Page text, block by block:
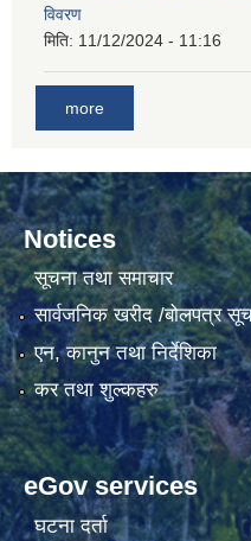
विवरण
मिति: 11/12/2024 - 11:16
more
Notices
सूचना तथा समाचार
सार्वजनिक खरीद /बोलपत्र
एन, कानुन तथा निर्देशिका
कर तथा शुल्कहरु
eGov services
घटना दर्ता